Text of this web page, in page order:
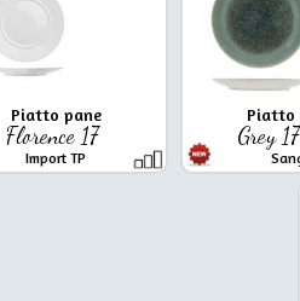
Piatto pane
Florence 17
Import TP
Piatto
Grey 17